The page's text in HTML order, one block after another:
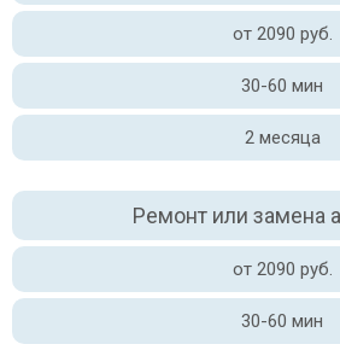
от 2090 руб.
30-60 мин
2 месяца
Ремонт или замена
от 2090 руб.
30-60 мин